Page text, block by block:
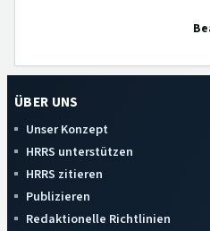
ÜBER UNS
Unser Konzept
HRRS unterstützen
HRRS zitieren
Publizieren
Redaktionelle Richtlinien